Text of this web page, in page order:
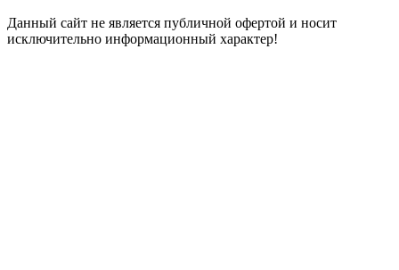
Данный сайт не является публичной офертой и носит
исключительно информационный характер!